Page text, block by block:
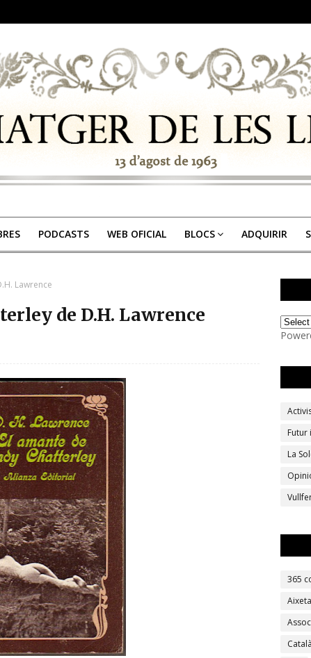
PODCASTS WEB OFICIAL BLOCS ADQUIRIR
Lawrence
de D.H. Lawrence
Futur
La
365
Aixeta
Català